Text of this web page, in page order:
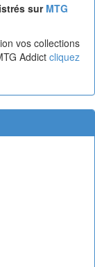
sur MTG
vos collections
Addict cliquez